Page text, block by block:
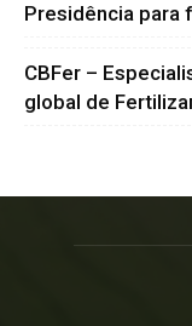
Presidência para
CBFer –
global de